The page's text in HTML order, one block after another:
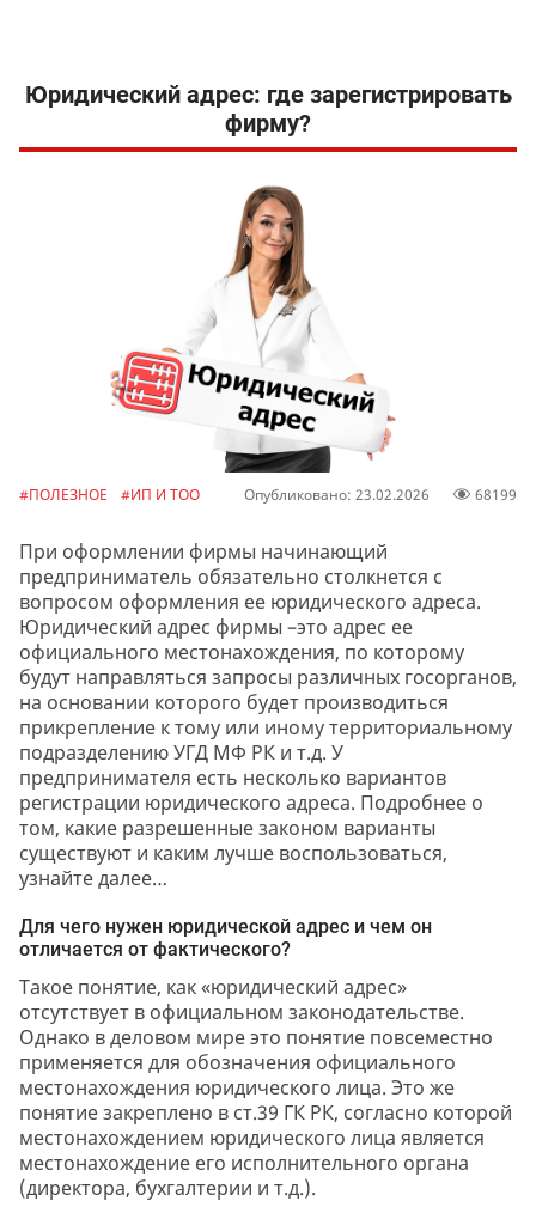
Юридический адрес: где зарегистрировать
фирму?
#ПОЛЕЗНОЕ #ИП И ТОО Опубликовано: 23.02.2026 68199
При оформлении фирмы начинающий
предприниматель обязательно столкнется с
вопросом оформления ее юридического адреса.
Юридический адрес фирмы –это адрес ее
официального местонахождения, по которому
будут направляться запросы различных госорганов,
на основании которого будет производиться
прикрепление к тому или иному территориальному
подразделению УГД МФ РК и т.д. У
предпринимателя есть несколько вариантов
регистрации юридического адреса. Подробнее о
том, какие разрешенные законом варианты
существуют и каким лучше воспользоваться,
узнайте далее…
Для чего нужен юридической адрес и чем он
отличается от фактического?
Такое понятие, как «юридический адрес»
отсутствует в официальном законодательстве.
Однако в деловом мире это понятие повсеместно
применяется для обозначения официального
местонахождения юридического лица. Это же
понятие закреплено в ст.39 ГК РК, согласно которой
местонахождением юридического лица является
местонахождение его исполнительного органа
(директора, бухгалтерии и т.д.).